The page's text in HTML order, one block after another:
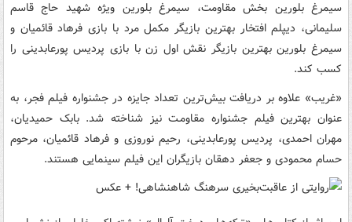
سیمرغ بلورین بخش مقاومت، سیمرغ بلورین ویژه شهید حاج قاسم
سلیمانی، دیپلم افتخار بهترین بازیگر مکمل مرد با بازی فرهاد قائمیان و
سیمرغ بلورین بهترین بازیگر نقش اول زن با بازی پردیس پورعابدینی را
کسب کند.
«غریب» علاوه بر دریافت بیش‌ترین تعداد جایزه در جشنواره فیلم فجر، به
عنوان بهترین فیلم جشنواره مقاومـت نیز شناخته شد. بابک حمیدیان،
مهران احمدی، پردیس پورعابدینی، رحیم نوروزی و فرهاد قائمیان، مرحوم
حسام محمودی و جعفر دهقان بازیگران این فیلم سینمایی هستند.